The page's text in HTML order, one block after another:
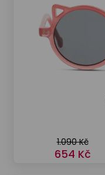
1.090 Kč
654 Kč